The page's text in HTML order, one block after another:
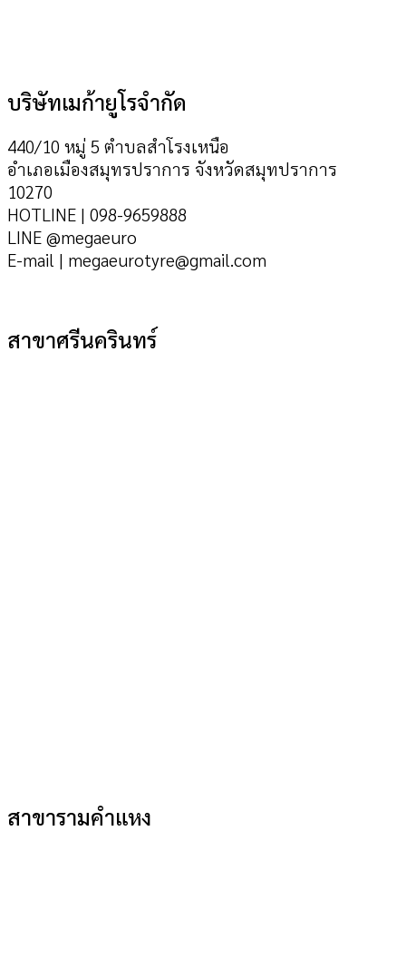
บริษัทเมก้ายูโรจำกัด
440/10 หมู่ 5 ตำบลสำโรงเหนือ
อำเภอเมืองสมุทรปราการ จังหวัดสมุทปราการ
10270
HOTLINE | 098-9659888
LINE @megaeuro
E-mail | megaeurotyre@gmail.com
สาขาศรีนครินทร์
สาขารามคำแหง